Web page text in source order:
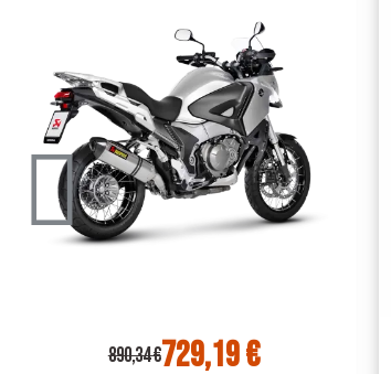
49,50 €